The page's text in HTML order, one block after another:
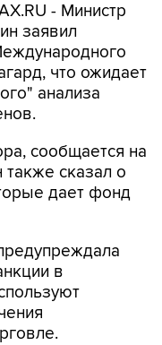
- Министр
заявил
что ожидает
анализа
сообщается на
сказал о
дает фонд
в